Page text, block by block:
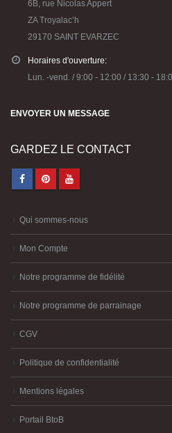
ZA Troyalac’h
29170 SAINT EVARZEC
Horaires d'ouverture:
Lun. -vend. / 9:00 - 12:00 / 13:30 -
ENVOYER UN MESSAGE
GARDEZ LE CONTACT
Qui sommes-nous
Mon Compte
Notre programme de fidélité
Notre programme de parrainage
CGV
Politique de confidentialité
Mentions légales
Portail BtoB